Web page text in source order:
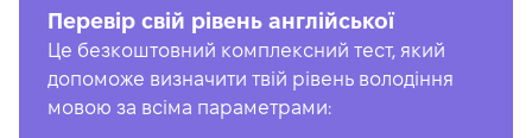
Перевір свій рівень англійської
Це безкоштовний комплексний тест, який
допоможе визначити твій рівень володіння
мовою за всіма параметрами: